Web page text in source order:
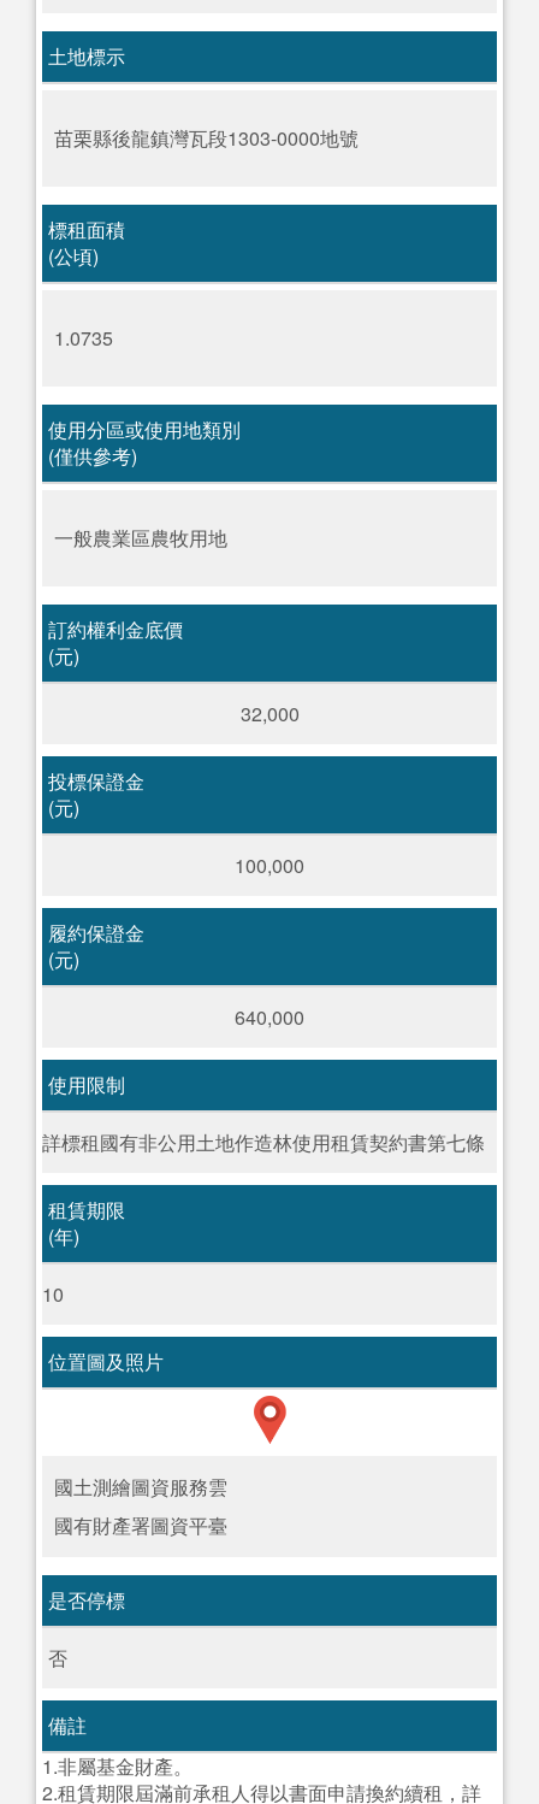
土地標示
苗栗縣後龍鎮灣瓦段1303-0000地號
標租面積
(公頃)
1.0735
使用分區或使用地類別
(僅供參考)
一般農業區農牧用地
訂約權利金底價
(元)
32,000
投標保證金
(元)
100,000
履約保證金
(元)
640,000
使用限制
詳標租國有非公用土地作造林使用租賃契約書第七條
租賃期限
(年)
10
位置圖及照片
國土測繪圖資服務雲
國有財產署圖資平臺
是否停標
否
備註
1.非屬基金財產。
2.租賃期限屆滿前承租人得以書面申請換約續租，詳